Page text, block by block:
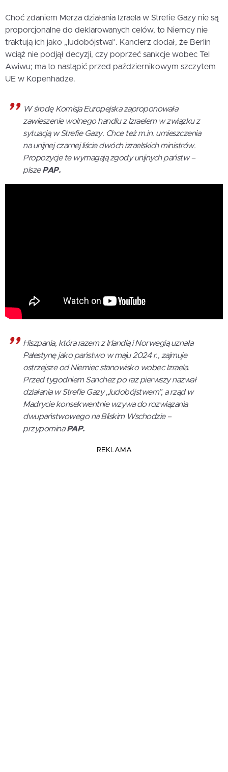
Choć zdaniem Merza działania Izraela w Strefie Gazy nie są
proporcjonalne do deklarowanych celów, to Niemcy nie
traktują ich jako „ludobójstwa”. Kanclerz dodał, że Berlin
wciąż nie podjął decyzji, czy poprzeć sankcje wobec Tel
Awiwu; ma to nastąpić przed październikowym szczytem
UE w Kopenhadze.
W środę Komisja Europejska zaproponowała
zawieszenie wolnego handlu z Izraelem w związku z
sytuacją w Strefie Gazy. Chce też m.in. umieszczenia
na unijnej czarnej liście dwóch izraelskich ministrów.
Propozycje te wymagają zgody unijnych państw –
piszePAP.
Hiszpania, która razem z Irlandią i Norwegią uznała
Palestynę jako państwo w maju 2024 r., zajmuje
ostrzejsze od Niemiec stanowisko wobec Izraela.
Przed tygodniem Sanchez po raz pierwszy nazwał
działania w Strefie Gazy „ludobójstwem”, a rząd w
Madrycie konsekwentnie wzywa do rozwiązania
dwupaństwowego na Bliskim Wschodzie –
przypominaPAP.
REKLAMA